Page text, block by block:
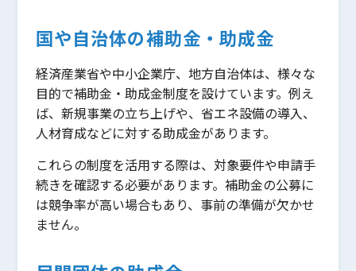
国や自治体の補助金・助成金
経済産業省や中小企業庁、地方自治体は、様々な
目的で補助金・助成金制度を設けています。例え
ば、新規事業の立ち上げや、省エネ設備の導入、
人材育成などに対する助成金があります。
これらの制度を活用する際は、対象要件や申請手
続きを確認する必要があります。補助金の公募に
は競争率が高い場合もあり、事前の準備が欠かせ
ません。